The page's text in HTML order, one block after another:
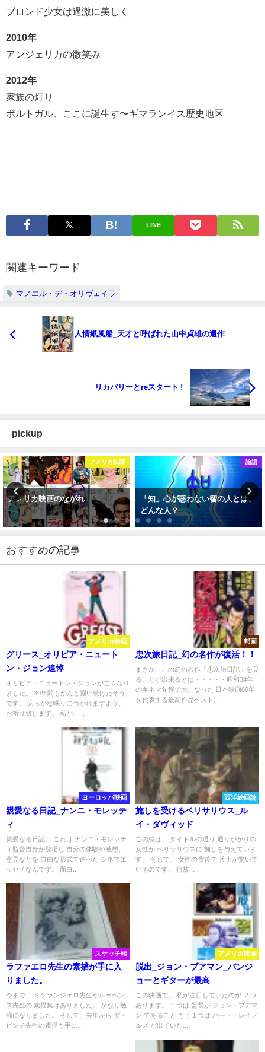
ブロンド少女は過激に美しく
2010年
アンジェリカの微笑み
2012年
家族の灯り
ポルトガル、ここに誕生す〜ギマランイス歴史地区
LINE
関連キーワード
マノエル・デ・オリヴェイラ
人情紙風船_天才と呼ばれた山中貞雄の遺作
リカバリーとreスタート !
pickup
画
「知」心が惑わない智の人とは、
どんな人？
「信」信頼できる人とは？また
った信頼について
おすすめの記事
アメリカ映画
グリース_オリビア・ニュート
ン・ジョン追悼
オリビア・ニュートン・ジョンが亡くなり
ました。 30年間もがんと闘い続けたそう
です。 安らかな眠りにつかれますよう、
お祈り致します。 私が、...
邦画
忠次旅日記_幻の名作が復活！！
まさか、この幻の名作「忠次旅日記」を見
ることが出来るとは・・・・・昭和34年
のキネマ旬報でおこなった 日本映画60年
を代表する最高作品ベスト...
ヨーロッパ映画
親愛なる日記_ナンニ・モレッテ
ィ
親愛なる日記。 これは ナンニ・モレッテ
ィ監督自身が登場し 自分の体験や感想、
意見などを 自由な形式で述べた シネマエ
ッセイなんです。 面白...
西洋絵画論
施しを受けるベリサリウス_ル
イ・ダヴィッド
この絵は、 タイトルの通り 通りがかりの
女性が ベリサリウスに 施しを与えていま
す。 そして、 女性の背後で 兵士が驚いて
いるのです。 何故...
スケッチ帳
ラファエロ先生の素描が手に入
りました。
今まで、 ミケランジェロ先生やルーベン
ス先生の 素描集はありました。 かなり勉
強になりました。 そして、去年から ダ・
ビンチ先生の素描も手に...
アメリカ映画
脱出_ジョン・ブアマン_バンジ
ョーとギターが最高
この映画で、 私が注目していたのが ２つ
あります。 １つは 監督が ジョン・ブアマ
ン であること もう１つは バート・レイノ
ルズ が出ていた...